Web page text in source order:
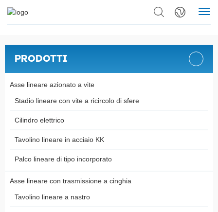
PRODOTTI
Asse lineare azionato a vite
Stadio lineare con vite a ricircolo di sfere
Cilindro elettrico
Tavolino lineare in acciaio KK
Palco lineare di tipo incorporato
Asse lineare con trasmissione a cinghia
Tavolino lineare a nastro